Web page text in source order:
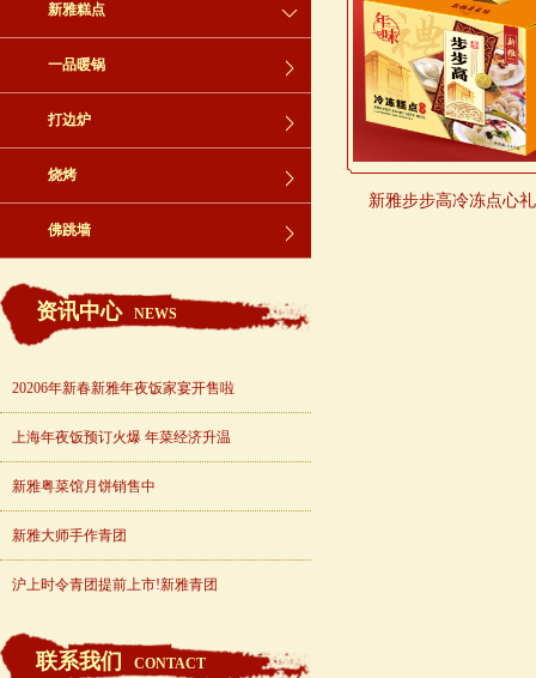
新雅糕点
一品暖锅
打边炉
烧烤
佛跳墙
资讯中心 NEWS
20206年新春新雅年夜饭家宴开售啦
上海年夜饭预订火爆 年菜经济升温
新雅粤菜馆月饼销售中
新雅大师手作青团
沪上时令青团提前上市!新雅青团
联系我们 CONTACT
新雅步步高冷冻点心